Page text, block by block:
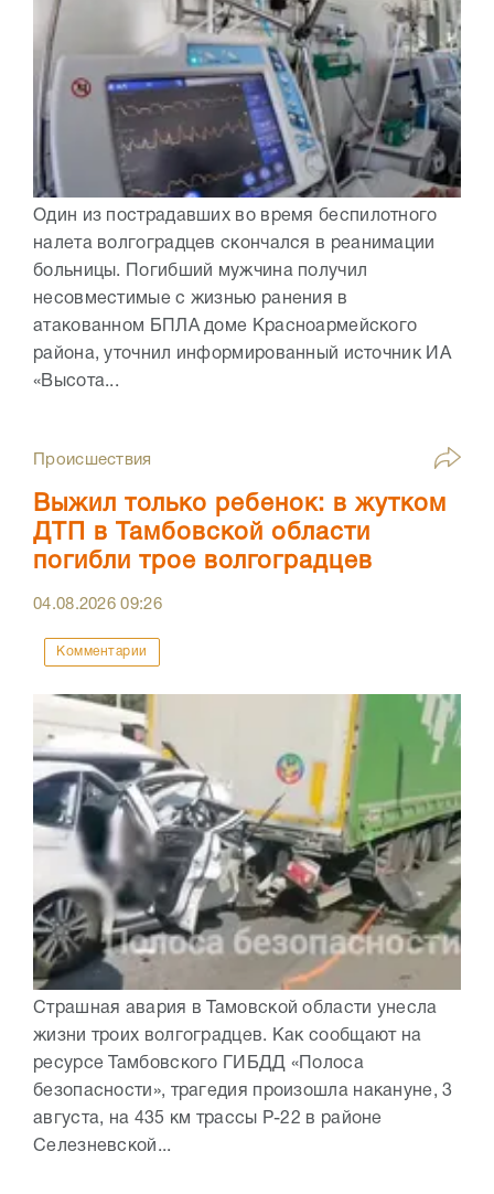
Один из пострадавших во время беспилотного
налета волгоградцев скончался в реанимации
больницы. Погибший мужчина получил
несовместимые с жизнью ранения в
атакованном БПЛА доме Красноармейского
района, уточнил информированный источник ИА
«Высота...
Происшествия
Выжил только ребенок: в жутком
ДТП в Тамбовской области
погибли трое волгоградцев
04.08.202609:26
Комментарии
Страшная авария в Тамовской области унесла
жизни троих волгоградцев. Как сообщают на
ресурсе Тамбовского ГИБДД «Полоса
безопасности», трагедия произошла накануне, 3
августа, на 435 км трассы Р-22 в районе
Селезневской...